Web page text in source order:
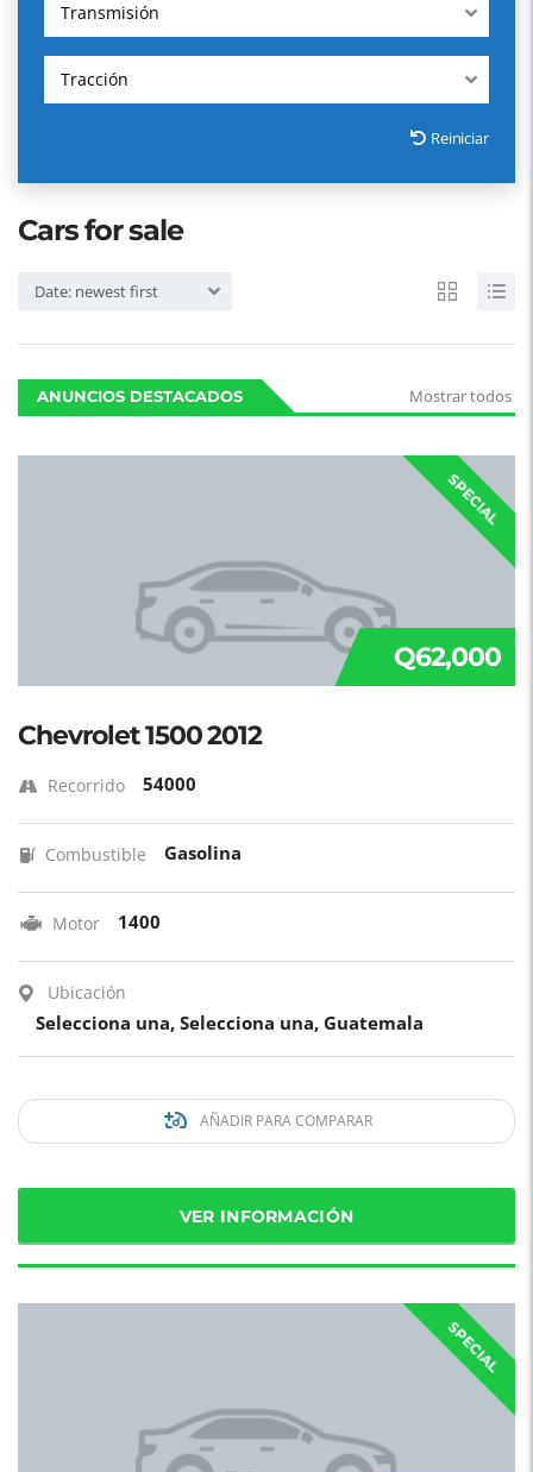
Transmisión
Tracción
Reiniciar
Cars for sale
Date: newest first
ANUNCIOS DESTACADOS Mostrar todos
SPECIAL
Q62,000
Chevrolet 1500 2012
Recorrido 54000
Combustible Gasolina
Motor 1400
Ubicación
Selecciona una, Selecciona una, Guatemala
AÑADIR PARA COMPARAR
VER INFORMACIÓN
SPECIAL